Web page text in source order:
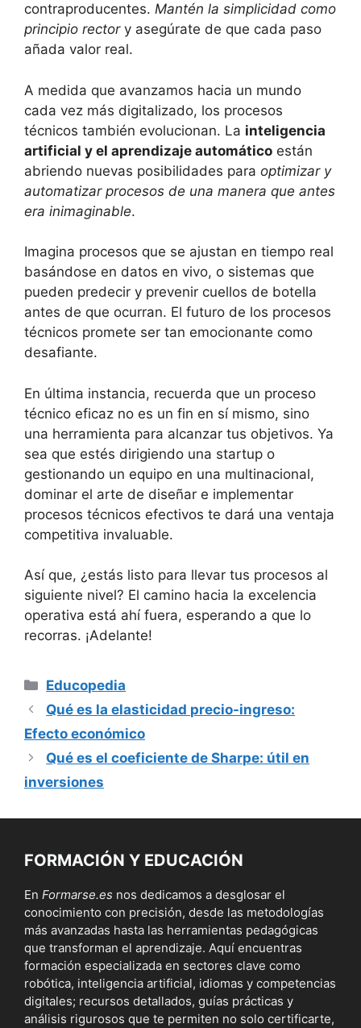
contraproducentes. Mantén la simplicidad como
principio rectory asegúrate de que cada paso
añada valor real.
A medida que avanzamos hacia un mundo
cada vez más digitalizado, los procesos
técnicos también evolucionan. La inteligencia
artificial y el aprendizaje automático están
abriendo nuevas posibilidades para optimizar y
automatizar procesos de una manera que antes
era inimaginable.
Imagina procesos que se ajustan en tiempo real
basándose en datos en vivo, o sistemas que
pueden predecir y prevenir cuellos de botella
antes de que ocurran. El futuro de los procesos
técnicos promete ser tan emocionante como
desafiante.
En última instancia, recuerda que un proceso
técnico eficaz no es un fin en sí mismo, sino
una herramienta para alcanzar tus objetivos. Ya
sea que estés dirigiendo una startup o
gestionando un equipo en una multinacional,
dominar el arte de diseñar e implementar
procesos técnicos efectivos te dará una ventaja
competitiva invaluable.
Así que, ¿estás listo para llevar tus procesos al
siguiente nivel? El camino hacia la excelencia
operativa está ahí fuera, esperando a que lo
recorras. ¡Adelante!
Categorías
Educopedia
Qué es la elasticidad precio-ingreso:
Efecto económico
Qué es el coeficiente de Sharpe: útil en
inversiones
FORMACIÓN Y EDUCACIÓN
En Formarse.es nos dedicamos a desglosar el
conocimiento con precisión, desde las metodologías
más avanzadas hasta las herramientas pedagógicas
que transforman el aprendizaje. Aquí encuentras
formación especializada en sectores clave como
robótica, inteligencia artificial, idiomas y competencias
digitales; recursos detallados, guías prácticas y
análisis rigurosos que te permiten no solo certificarte,